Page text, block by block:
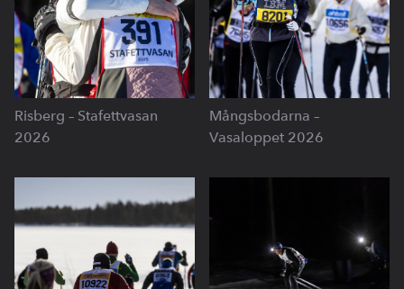
Risberg – Stafettvasan
2026
Mångsbodarna –
Vasaloppet 2026